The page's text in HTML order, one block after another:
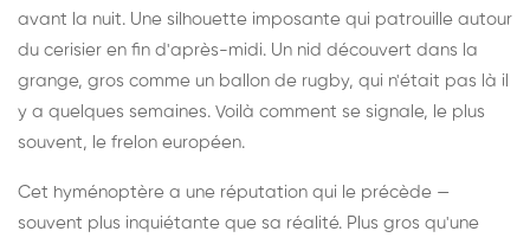
avant la nuit. Une silhouette imposante qui patrouille autour
du cerisier en fin d'après-midi. Un nid découvert dans la
grange, gros comme un ballon de rugby, qui n'était pas là il
y a quelques semaines. Voilà comment se signale, le plus
souvent, le frelon européen.
Cet hyménoptère a une réputation qui le précède —
souvent plus inquiétante que sa réalité. Plus gros qu'une